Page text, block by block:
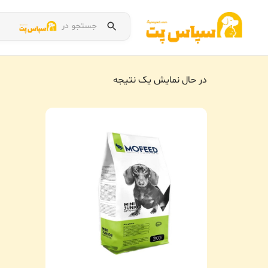
جستجو در
در حال نمایش یک نتیجه